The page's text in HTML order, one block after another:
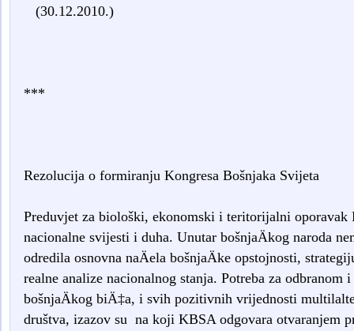
(30.12.2010.)
***
Rezolucija o formiranju Kongresa Bošnjaka Svijeta
Preduvjet za biološki, ekonomski i teritorijalni oporavak
nacionalne svijesti i duha. Unutar bošnjaÄkog naroda
odredila osnovna naÄela bošnjaÄke opstojnosti,
realne analize nacionalnog stanja. Potreba za odbranom
bošnjaÄkog biÄ‡a, i svih pozitivnih vrijednosti
društva, izazov su na koji KBSA odgovara otvaranjem